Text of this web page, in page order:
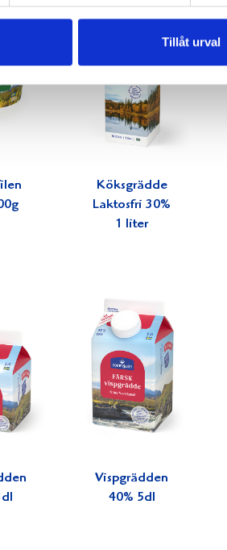
Tillåt urval
Köksgrädde
Laktosfri 30%
1 liter
Vispgrädden
40% 5dl